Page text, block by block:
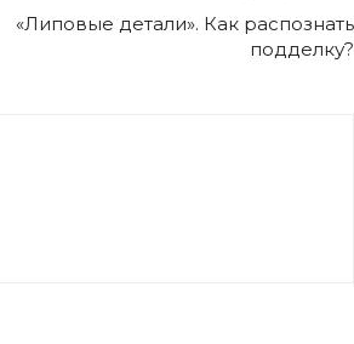
«Липовые детали». Как распознать
подделку?